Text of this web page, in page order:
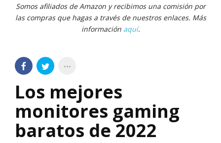
Somos afiliados de Amazon y recibimos una comisión por
las compras que hagas a través de nuestros enlaces. Más
información aquí.
Los mejores
monitores gaming
baratos de 2022